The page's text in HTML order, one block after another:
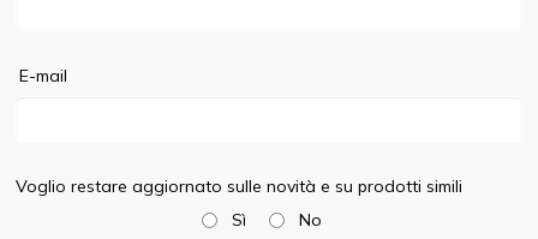
E-mail
Voglio restare aggiornato sulle novità e su prodotti simili
Sì
No